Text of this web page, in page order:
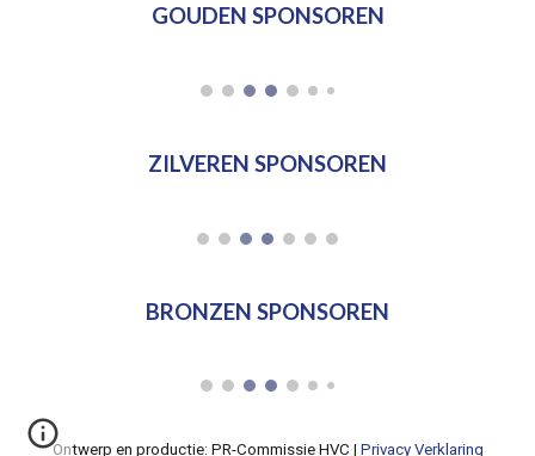
GOUDEN SPONSOREN
ZILVEREN SPONSOREN
BRONZEN SPONSOREN
Ontwerp en productie: PR-Commissie HVC | Privacy Verklaring